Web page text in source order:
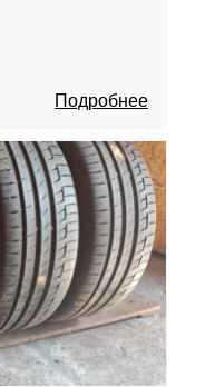
Подробнее